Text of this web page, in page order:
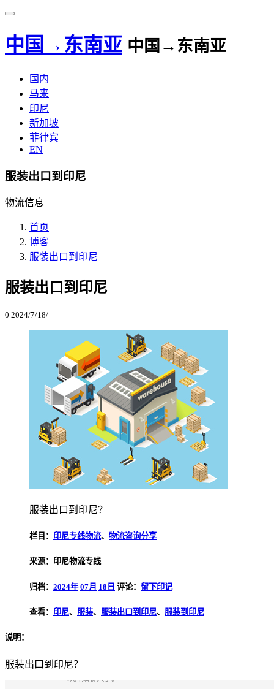
中国→东南亚 中国→东南亚
国内
马来
印尼
新加坡
菲律宾
EN
服装出口到印尼
物流信息
首页
博客
服装出口到印尼
服装出口到印尼
0 2024/7/18/
服装出口到印尼？
栏目： 印尼专线物流、 物流咨询分享
来源：印尼物流专线
归档： 2024年 07月 18日 评论： 留下印记
查看： 印尼、 服装、 服装出口到印尼、 服装到印尼
说明：
服装出口到印尼？